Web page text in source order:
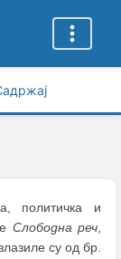
политичка и
Слободна реч,
су од бр.